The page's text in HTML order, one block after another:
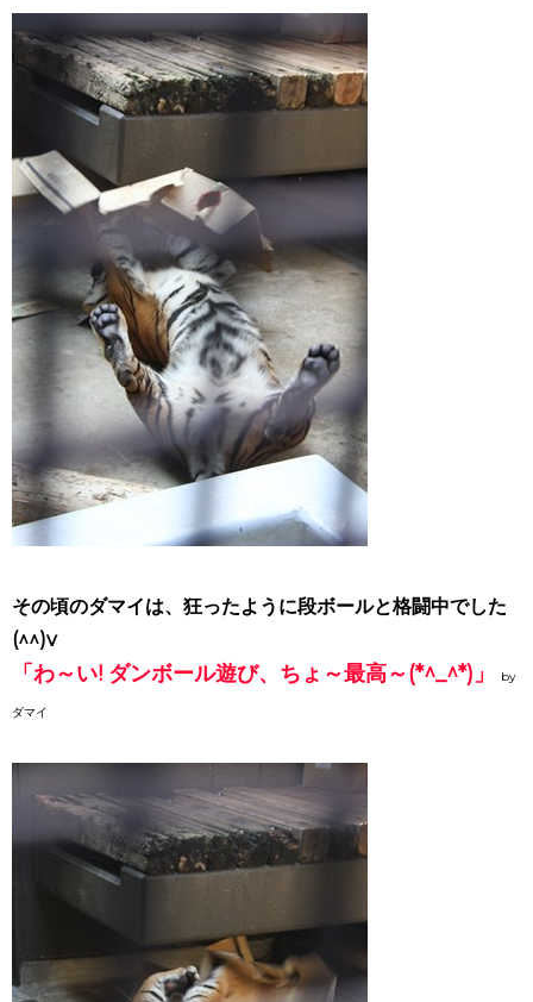
その頃のダマイは、狂ったように段ボールと格闘中でした
(^^)v
「わ～い! ダンボール遊び、ちょ～最高～(*^_^*)」 by
ダマイ